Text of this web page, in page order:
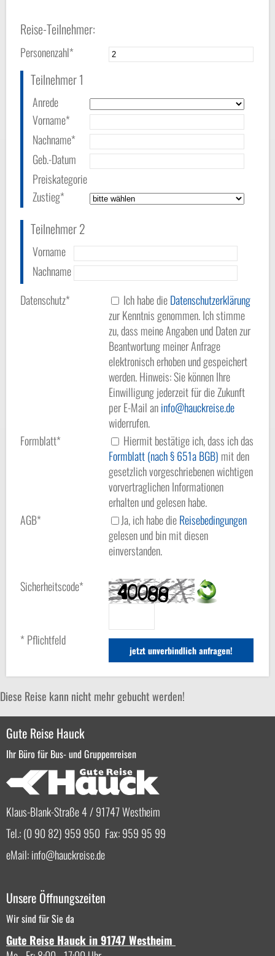
Reise-Teilnehmer:
Personenzahl*
Teilnehmer 1
Anrede
Vorname*
Nachname*
Geb.-Datum
Preiskategorie
Zustieg*
Teilnehmer 2
Vorname
Nachname
Datenschutz*
Ich habe dieDatenschutzerklärung
zur Kenntnis genommen. Ich stimme
zu, dass meine Angaben und Daten zur
Beantwortung meiner Anfrage
elektronisch erhoben und gespeichert
werden. Hinweis: Sie können Ihre
Einwilligung jederzeit für die Zukunft
per E-Mail aninfo
hauckreise.de
widerrufen.
Formblatt*
Hiermit bestätige ich, dass ich das
Formblatt (nach § 651a BGB) mit den
gesetzlich vorgeschriebenen wichtigen
vorvertraglichen Informationen
erhalten und gelesen habe.
AGB*
Ja, ich habe dieReisebedingungen
gelesen und bin mit diesen
einverstanden.
Sicherheitscode*
* Pflichtfeld
Diese Reise kann nicht mehr gebucht werden!
Gute Reise Hauck
Ihr Büro für Bus- und Gruppenreisen
Klaus-Blank-Straße 4 / 91747 Westheim
Tel.: (0 90 82) 959 950 Fax: 959 95 99
eMail:info hauckreise.de
Unsere Öffnungszeiten
Wir sind für Sie da
Gute Reise Hauck in 91747 Westheim